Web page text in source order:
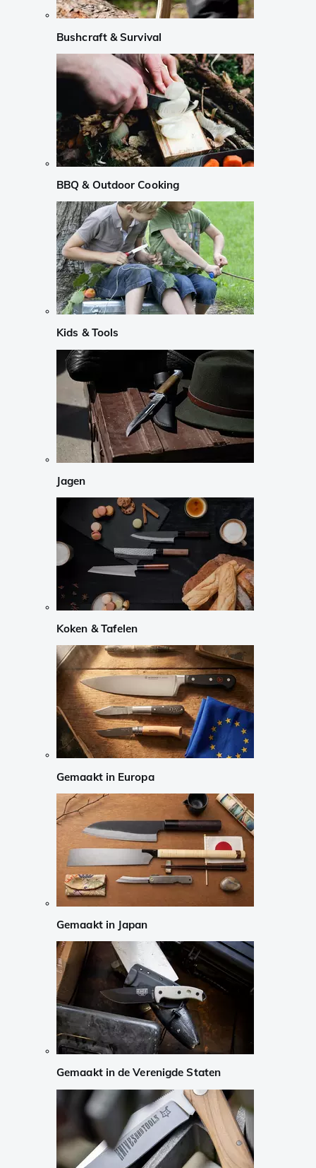
Bushcraft & Survival
BBQ & Outdoor Cooking
Kids & Tools
Jagen
Koken & Tafelen
Gemaakt in Europa
Gemaakt in Japan
Gemaakt in de Verenigde Staten